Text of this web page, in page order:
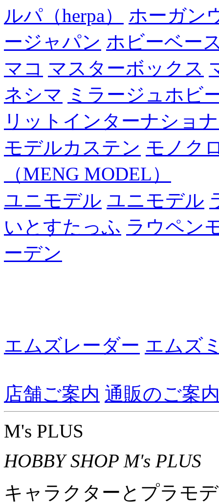
ルパ（herpa）
ホーガン
ージャパン ホビーベー
マコ マスターボックス
ネシマ ミラージュホビ
リットインターナショ
モデルカステン モノク
（MENG MODEL）
ユニモデル ユニモデル
いとすたっふ ラウペン
ーデン
エムズレーダー エムズ
店舗ご案内 通販のご案
M's PLUS
HOBBY SHOP M's PLUS
キャラクターとプラモ